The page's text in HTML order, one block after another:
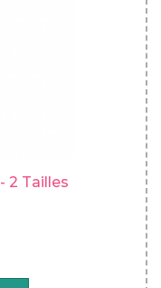
2 Tailles